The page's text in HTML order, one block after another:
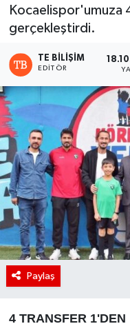
Kocaelispor'umuza
gerçekleştirdi.
TE BILIŞIM
EDITÖR
Paylaş
4 TRANSFER 1'DEN